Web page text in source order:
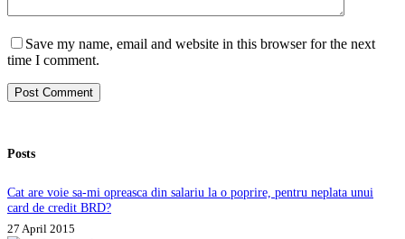
Save my name, email and website in this browser for the next
time I comment.
Post Comment
Posts
Cat are voie sa-mi opreasca din salariu la o poprire, pentru neplata unui
card de credit BRD?
27 April 2015